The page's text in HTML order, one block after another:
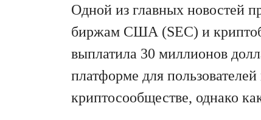
Одной из главных новостей
биржам США (SEC) и
выплатила 30 миллионов
платформе для
криптосообществе, однако